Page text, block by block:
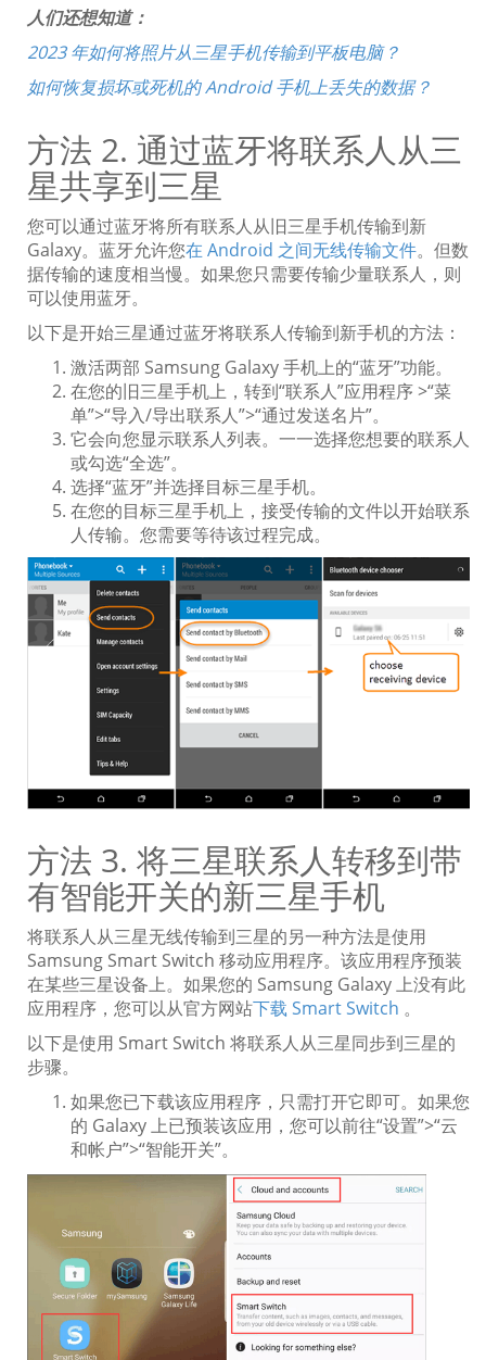
人们还想知道：
2023 年如何将照片从三星手机传输到平板电脑？
如何恢复损坏或死机的 Android 手机上丢失的数据？
方法 2. 通过蓝牙将联系人从三
星共享到三星
您可以通过蓝牙将所有联系人从旧三星手机传输到新
Galaxy。蓝牙允许您在 Android 之间无线传输文件。但数
据传输的速度相当慢。如果您只需要传输少量联系人，则
可以使用蓝牙。
以下是开始三星通过蓝牙将联系人传输到新手机的方法：
激活两部 Samsung Galaxy 手机上的“蓝牙”功能。
在您的旧三星手机上，转到“联系人”应用程序 >“菜
单”>“导入/导出联系人”>“通过发送名片”。
它会向您显示联系人列表。一一选择您想要的联系人
或勾选“全选”。
选择“蓝牙”并选择目标三星手机。
在您的目标三星手机上，接受传输的文件以开始联系
人传输。您需要等待该过程完成。
方法 3. 将三星联系人转移到带
有智能开关的新三星手机
将联系人从三星无线传输到三星的另一种方法是使用
Samsung Smart Switch 移动应用程序。该应用程序预装
在某些三星设备上。如果您的 Samsung Galaxy 上没有此
应用程序，您可以从官方网站下载 Smart Switch 。
以下是使用 Smart Switch 将联系人从三星同步到三星的
步骤。
如果您已下载该应用程序，只需打开它即可。如果您
的 Galaxy 上已预装该应用，您可以前往“设置”>“云
和帐户”>“智能开关”。